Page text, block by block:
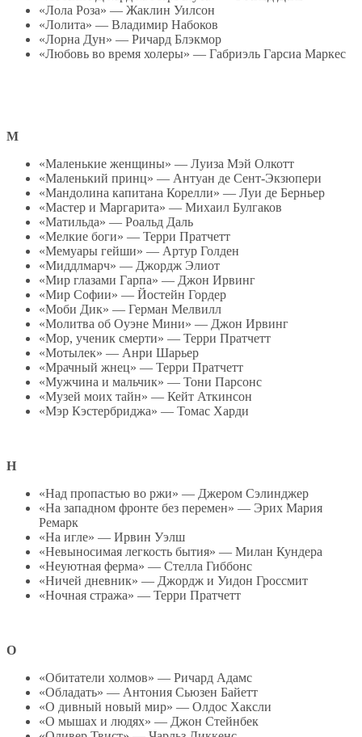
«Лола Роза» — Жаклин Уилсон
«Лолита» — Владимир Набоков
«Лорна Дун» — Ричард Блэкмор
«Любовь во время холеры» — Габриэль Гарсиа Маркес
М
«Маленькие женщины» — Луиза Мэй Олкотт
«Маленький принц» — Антуан де Сент-Экзюпери
«Мандолина капитана Корелли» — Луи де Берньер
«Мастер и Маргарита» — Михаил Булгаков
«Матильда» — Роальд Даль
«Мелкие боги» — Терри Пратчетт
«Мемуары гейши» — Артур Голден
«Миддлмарч» — Джордж Элиот
«Мир глазами Гарпа» — Джон Ирвинг
«Мир Софии» — Йостейн Гордер
«Моби Дик» — Герман Мелвилл
«Молитва об Оуэне Мини» — Джон Ирвинг
«Мор, ученик смерти» — Терри Пратчетт
«Мотылек» — Анри Шарьер
«Мрачный жнец» — Терри Пратчетт
«Мужчина и мальчик» — Тони Парсонс
«Музей моих тайн» — Кейт Аткинсон
«Мэр Кэстербриджа» — Томас Харди
Н
«Над пропастью во ржи» — Джером Сэлинджер
«На западном фронте без перемен» — Эрих Мария
Ремарк
«На игле» — Ирвин Уэлш
«Невыносимая легкость бытия» — Милан Кундера
«Неуютная ферма» — Стелла Гиббонс
«Ничей дневник» — Джордж и Уидон Гроссмит
«Ночная стража» — Терри Пратчетт
О
«Обитатели холмов» — Ричард Адамс
«Обладать» — Антония Сьюзен Байетт
«О дивный новый мир» — Олдос Хаксли
«О мышах и людях» — Джон Стейнбек